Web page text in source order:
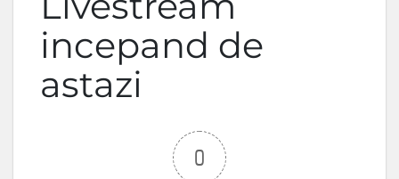
incepand de
astazi
0